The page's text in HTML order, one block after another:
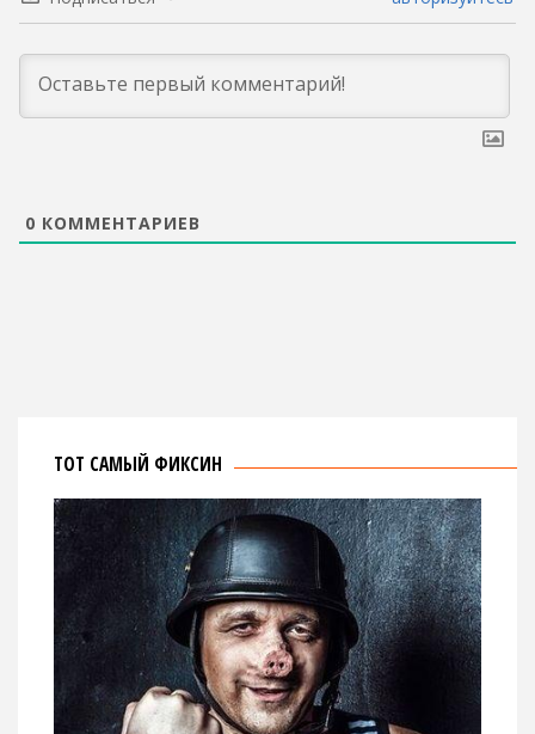
0 КОММЕНТАРИЕВ
ТОТ САМЫЙ ФИКСИН